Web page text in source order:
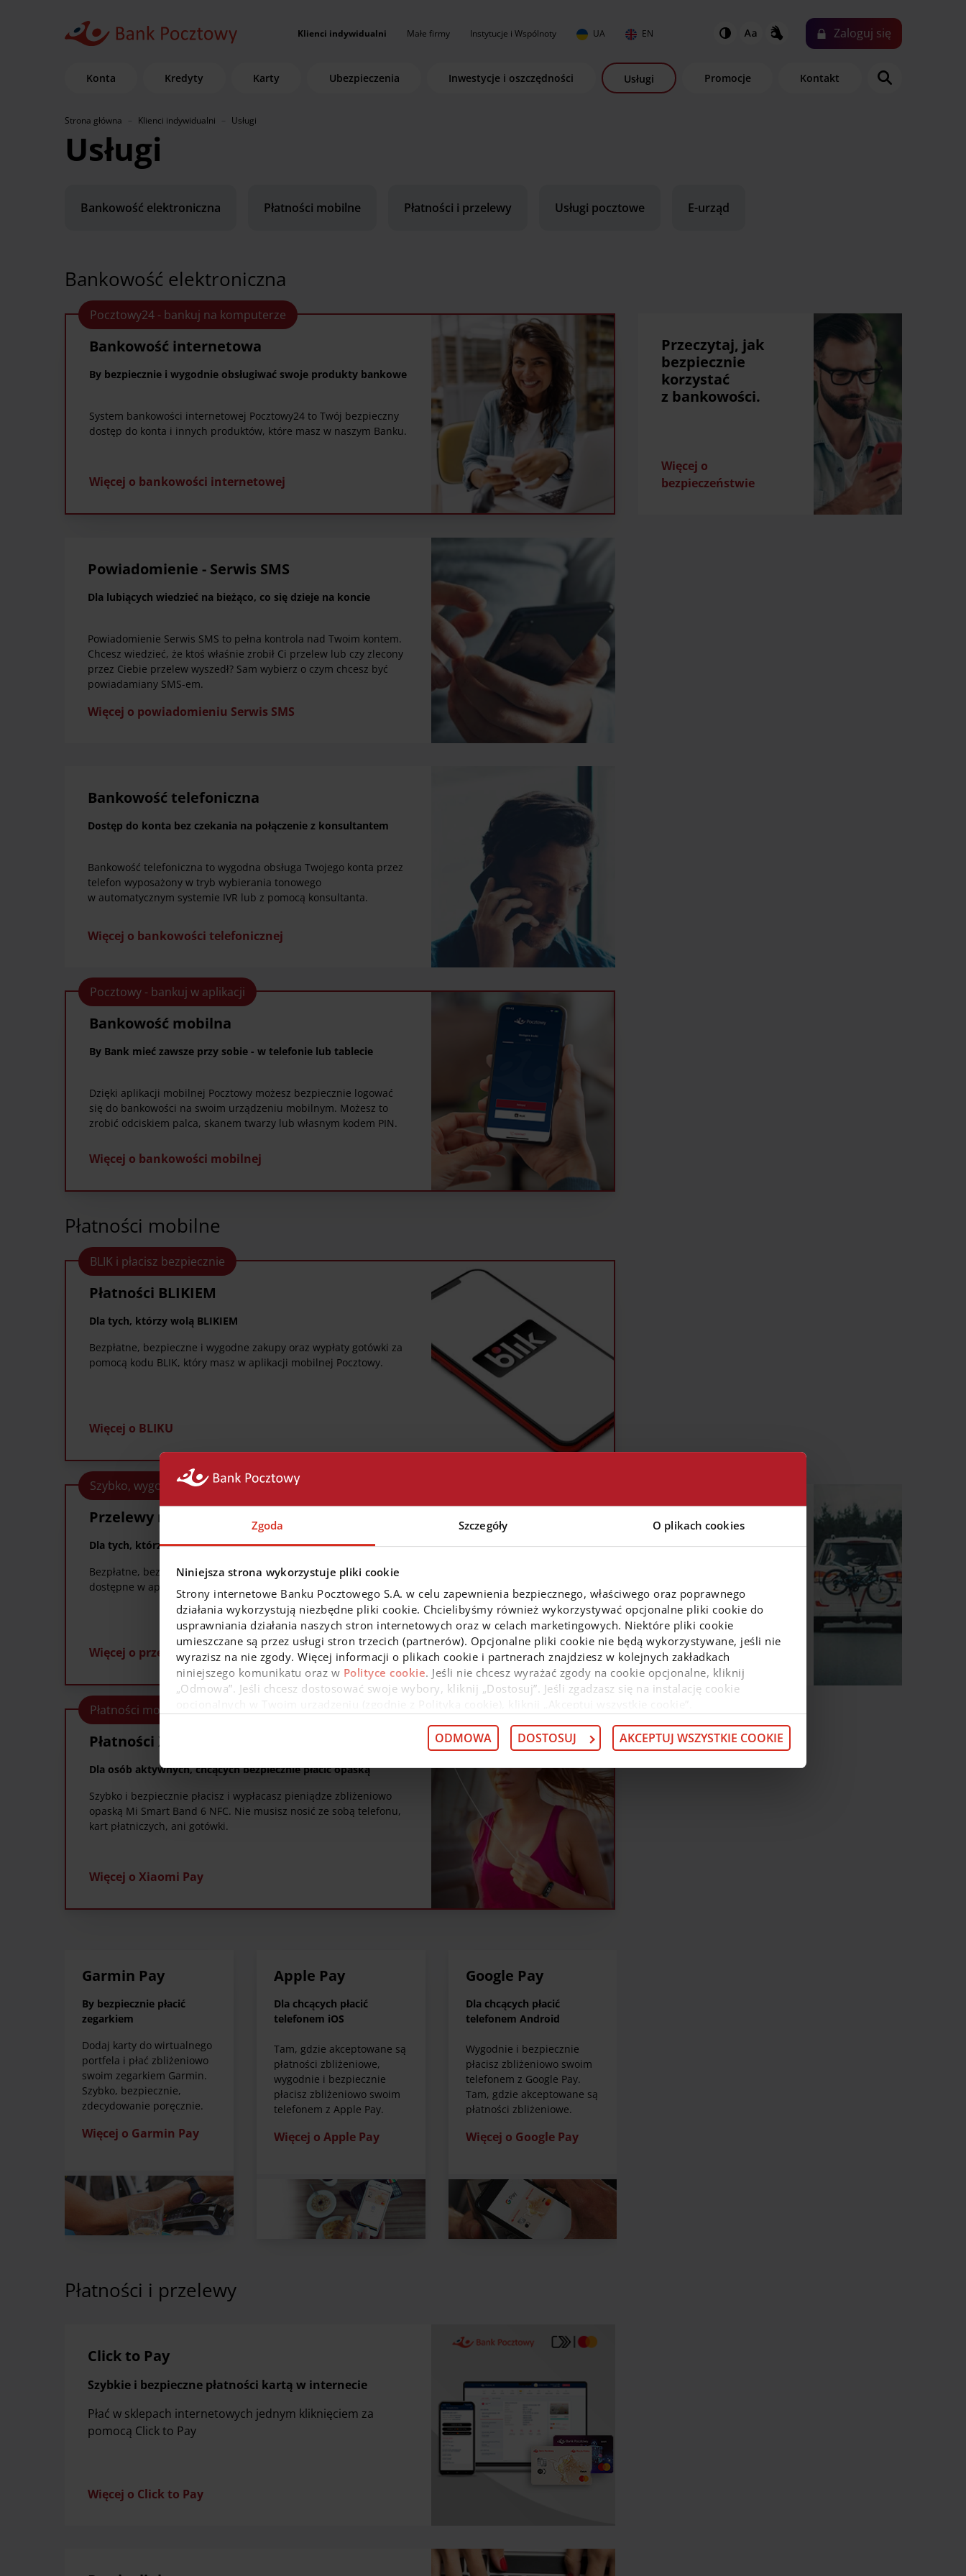
Zgoda Szczegóły O plikach cookies
Niniejsza strona wykorzystuje pliki cookie
Strony internetowe Banku Pocztowego S.A. w celu zapewnienia bezpiecznego, właściwego oraz poprawnego
działania wykorzystują niezbędne pliki cookie. Chcielibyśmy również wykorzystywać opcjonalne pliki cookie do
usprawniania działania naszych stron internetowych oraz w celach marketingowych. Niektóre pliki cookie
umieszczane są przez usługi stron trzecich (partnerów). Opcjonalne pliki cookie nie będą wykorzystywane, jeśli nie
wyrazisz na nie zgody. Więcej informacji o plikach cookie i partnerach znajdziesz w kolejnych zakładkach
niniejszego komunikatu oraz w Polityce cookie. Jeśli nie chcesz wyrażać zgody na cookie opcjonalne, kliknij
„Odmowa”. Jeśli chcesz dostosować swoje wybory, kliknij „Dostosuj”. Jeśli zgadzasz się na instalację cookie
danych osobowych, w tym o przysługujących w związku z tym uprawnieniach, znajdziesz podlinkiem.
ODMOWA DOSTOSUJ AKCEPTUJ WSZYSTKIE COOKIE
Klienci indywidualni Małe firmy Instytucje i Wspólnoty UA EN Zaloguj się
Konta Kredyty Karty Ubezpieczenia Inwestycje i oszczędności Usługi Promocje Kontakt
Strona główna Klienci indywidualni Usługi
Usługi
Bankowość elektroniczna Płatności mobilne Płatności i przelewy Usługi pocztowe E-urząd
Bankowość elektroniczna
Pocztowy24 - bankuj na komputerze
Bankowość internetowa
By bezpiecznie i wygodnie obsługiwać swoje produkty bankowe
System bankowości internetowej Pocztowy24 to Twój bezpieczny
dostęp do konta i innych produktów, które masz w naszym Banku.
Więcej o bankowości internetowej
Przeczytaj, jak
bezpiecznie
korzystać
z bankowości.
Więcej o
bezpieczeństwie
Powiadomienie - Serwis SMS
Dla lubiących wiedzieć na bieżąco, co się dzieje na koncie
Powiadomienie Serwis SMS to pełna kontrola nad Twoim kontem.
Chcesz wiedzieć, że ktoś właśnie zrobił Ci przelew lub czy zlecony
przez Ciebie przelew wyszedł? Sam wybierz o czym chcesz być
powiadamiany SMS-em.
Więcej o powiadomieniu Serwis SMS
Bankowość telefoniczna
Dostęp do konta bez czekania na połączenie z konsultantem
Bankowość telefoniczna to wygodna obsługa Twojego konta przez
telefon wyposażony w tryb wybierania tonowego
w automatycznym systemie IVR lub z pomocą konsultanta.
Więcej o bankowości telefonicznej
Pocztowy - bankuj w aplikacji
Bankowość mobilna
By Bank mieć zawsze przy sobie - w telefonie lub tablecie
Dzięki aplikacji mobilnej Pocztowy możesz bezpiecznie logować
się do bankowości na swoim urządzeniu mobilnym. Możesz to
zrobić odciskiem palca, skanem twarzy lub własnym kodem PIN.
Więcej o bankowości mobilnej
Płatności mobilne
BLIK i płacisz bezpiecznie
Płatności BLIKIEM
Dla tych, którzy wolą BLIKIEM
Bezpłatne, bezpieczne i wygodne zakupy oraz wypłaty gotówki za
pomocą kodu BLIK, który masz w aplikacji mobilnej Pocztowy.
Więcej o BLIKU
Szybko, wygodnie, bez problemu
Przelewy na telefon BLIK
Dla tych, którzy na drugie imię mają mobilny
Bezpłatne, bezpieczne i wygodne przelewy na numer telefonu
dostępne w aplikacji mobilnej Pocztowy.
Więcej o przelewach na telefon BLIK
autostrady bez
stania w kolejce
Więcej o Autopay
Płatności mobilne Xiaomi Pay
Płatności Xiaomi Pay
Dla osób aktywnych, chcących bezpiecznie płacić opaską
Szybko i bezpiecznie płacisz i wypłacasz pieniądze zbliżeniowo
opaską Mi Smart Band 6 NFC. Nie musisz nosić ze sobą telefonu,
kart płatniczych, ani gotówki.
Więcej o Xiaomi Pay
Garmin Pay
By bezpiecznie płacić
zegarkiem
Dodaj karty do wirtualnego
portfela i płać zbliżeniowo
swoim zegarkiem Garmin.
Szybko, bezpiecznie,
zdecydowanie poręcznie.
Więcej o Garmin Pay
Apple Pay
Dla chcących płacić
telefonem iOS
Tam, gdzie akceptowane są
płatności zbliżeniowe,
wygodnie i bezpiecznie
płacisz zbliżeniowo swoim
telefonem z Apple Pay.
Więcej o Apple Pay
Google Pay
Dla chcących płacić
telefonem Android
Wygodnie i bezpiecznie
płacisz zbliżeniowo swoim
telefonem z Google Pay.
Tam, gdzie akceptowane są
płatności zbliżeniowe.
Więcej o Google Pay
Płatności i przelewy
Click to Pay
Szybkie i bezpieczne płatności kartą w internecie
Płać w sklepach internetowych jednym kliknięciem za
pomocą Click to Pay
Więcej o Click to Pay